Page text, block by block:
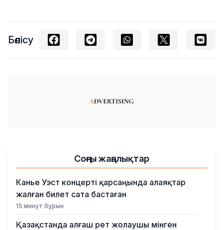
Бөлісу
Соңғы жаңалықтар
Канье Уэст концерті қарсаңында алаяқтар
жалған билет сата бастаған
15 минут бұрын
Қазақстанда алғаш рет жолаушы мінген